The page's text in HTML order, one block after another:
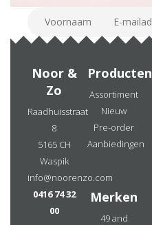
Noor &
Zo
Raadhuisstraat
8
5165 CH
Waspik
info@noorenzo.com
0416 74 32
00
Producten
Assortiment
Nieuw
Pre-order
Aanbiedingen
Merken
49 and